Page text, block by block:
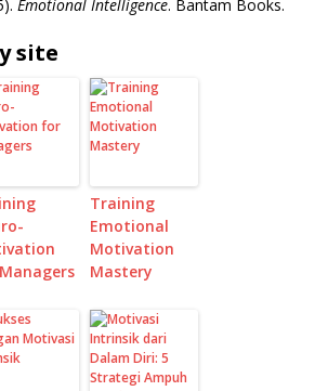
Emotional Intelligence. Bantam Books.
site
Training
Emotional
Motivation
Mastery